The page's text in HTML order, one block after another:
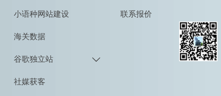
小语种网站建设
海关数据
谷歌独立站 
社媒获客
联系报价